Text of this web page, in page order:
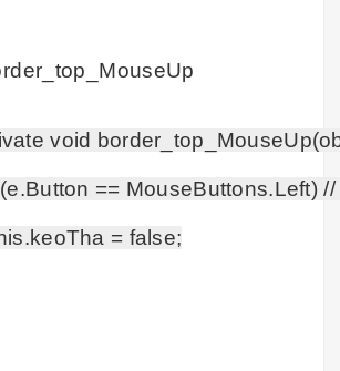
void
== MouseButtons.Left)
= false;